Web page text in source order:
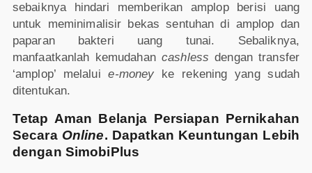
sebaiknya hindari memberikan amplop berisi uang
untuk meminimalisir bekas sentuhan di amplop dan
paparan bakteri uang tunai. Sebaliknya,
manfaatkanlah kemudahan cashless dengan transfer
‘amplop’ melaluie-money ke rekening yang sudah
ditentukan.
Tetap Aman Belanja Persiapan Pernikahan
Secara Online. Dapatkan Keuntungan Lebih
dengan SimobiPlus